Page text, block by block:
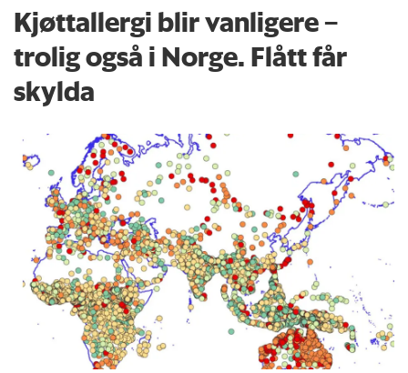
Kjøttallergi blir vanligere –
trolig også i Norge. Flått får
skylda